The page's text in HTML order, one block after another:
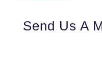
Send Us A